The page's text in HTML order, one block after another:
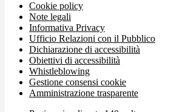
Cookie policy
Note legali
Informativa Privacy
Ufficio Relazioni con il Pubblico
Dichiarazione di accessibilità
Obiettivi di accessibilità
Whistleblowing
Gestione consensi cookie
Amministrazione trasparente